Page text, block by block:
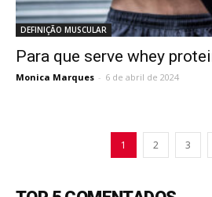
DEFINIÇÃO MUSCULAR
Para que serve whey
Monica Marques - 6 de abril de 2024
1 2 3